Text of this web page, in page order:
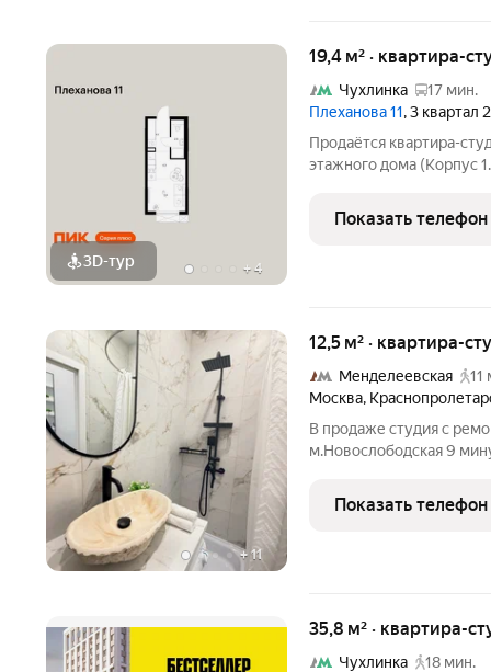
3D-тур + 4
19,4 м² · квартира-
Чухлинка
17 мин.
Плеханова 11, 3 квартал
Продаётся квартира-
этажного дома (Корпус
Показать телефон
+ 11
12,5 м² · квартира-
Менделеевская
11
Москва,
В продаже студия с
м.Новослободская 9
3.2 мeтрa. Нoвый
мебель. Прописка Москва
Показать телефон
35,8 м² · квартира-
Чухлинка
18 мин.